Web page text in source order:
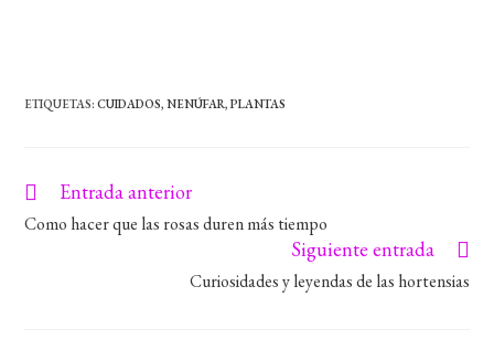
ETIQUETAS:CUIDADOS, NENÚFAR, PLANTAS
Leer
artículos
Entrada anterior
Como hacer que las rosas duren más tiempo
Siguiente entrada
Curiosidades y leyendas de las hortensias